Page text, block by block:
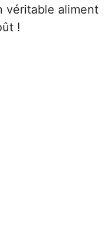
véritable aliment
!